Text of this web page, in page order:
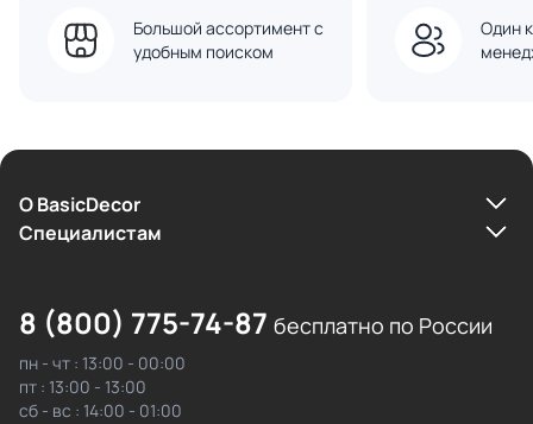
Большой ассортимент с
удобным поиском
Один
О BasicDecor
Cпециалистам
8 (800) 775-74-87 бесплатно по России
пн - чт : 13:00 - 00:00
пт : 13:00 - 13:00
сб - вс : 14:00 - 01:00